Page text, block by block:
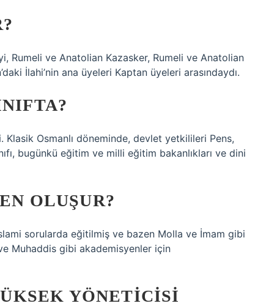
Rumeli ve Anatolian Kazasker, Rumeli ve Anatolian
İlahi’nin ana üyeleri Kaptan üyeleri arasındaydı.
Klasik Osmanlı döneminde, devlet yetkilileri Pens,
bugünkü eğitim ve milli eğitim bakanlıkları ve dini
OLUŞUR?
sorularda eğitilmiş ve bazen Molla ve İmam gibi
Muhaddis gibi akademisyenler için
YÖNETICISI